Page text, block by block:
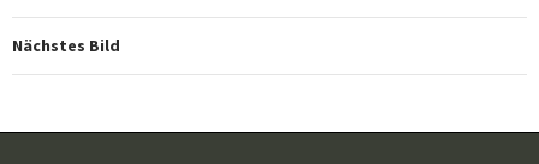
Nächstes Bild